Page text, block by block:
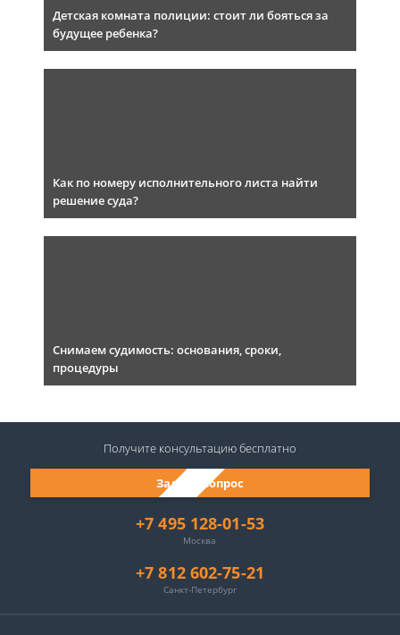
Детская комната полиции: стоит ли бояться за
будущее ребенка?
Как по номеру исполнительного листа найти
решение суда?
Снимаем судимость: основания, сроки,
процедуры
+7 495 128-01-53
Москва
+7 812 602-75-21
Санкт-Петербург
Задать вопрос
Получите консультациюбесплатно